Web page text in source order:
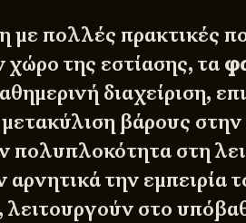
με πολλές πρακτικές
της εστίασης, τα
διαχείριση,
βάρους
πολυπλοκότητα στη
αρνητικά την εμπειρία
λειτουργούν στο